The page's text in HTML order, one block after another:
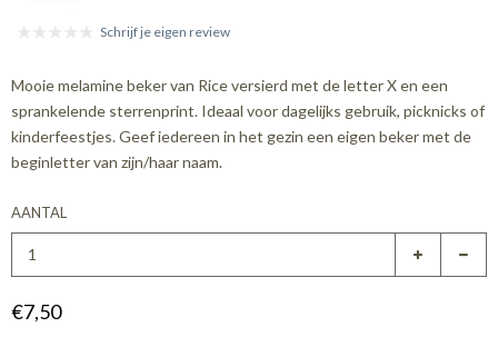
Schrijf je eigen review
Mooie melamine beker van Rice versierd met de letter X en een
sprankelende sterrenprint. Ideaal voor dagelijks gebruik, picknicks of
kinderfeestjes. Geef iedereen in het gezin een eigen beker met de
beginletter van zijn/haar naam.
AANTAL
€7,50